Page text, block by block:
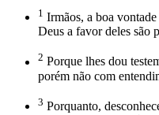
1 Irmãos, a boa
Deus a favor deles são
2 Porque lhes dou
porém não com
3 Porquanto,